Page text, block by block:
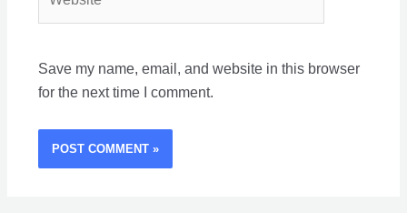
Save my name, email, and website in this browser
for the next time I comment.